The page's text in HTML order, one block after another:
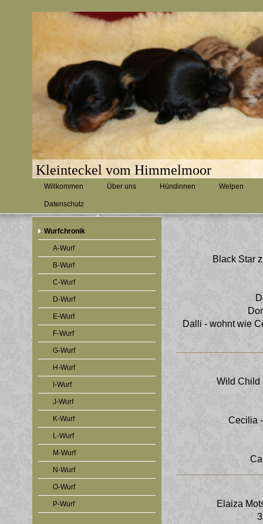
Kleinteckel vom Himmelmoor
Willkommen Über uns Hündinnen Welpen
Datenschutz
Wurfchronik
A-Wurf
B-Wurf
C-Wurf
D-Wurf
E-Wurf
F-Wurf
G-Wurf
H-Wurf
I-Wurf
J-Wurf
K-Wurf
L-Wurf
M-Wurf
N-Wurf
O-Wurf
P-Wurf
Black Star
Dalli - wohnt wie
Wild Child
Cecilia
Elaiza